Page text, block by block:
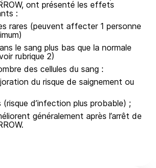
ont présenté les effets
:
rares (peuvent affecter 1 personne
le sang plus bas que la normale
rubrique 2)
des cellules du sang :
du risque de saignement ou
d’infection plus probable) ;
généralement après l’arrêt de